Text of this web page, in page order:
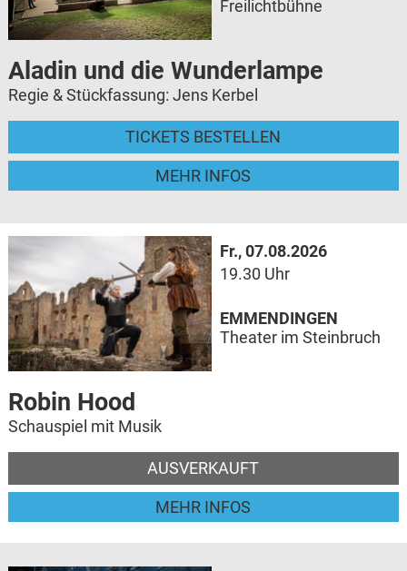
Aladin und die Wunderlampe
Regie & Stückfassung: Jens Kerbel
TICKETS BESTELLEN
MEHR INFOS
Freilichtbühne
Fr., 07.08.2026
19.30 Uhr
Robin Hood
Schauspiel mit Musik
AUSVERKAUFT
MEHR INFOS
EMMENDINGEN
Theater im Steinbruch